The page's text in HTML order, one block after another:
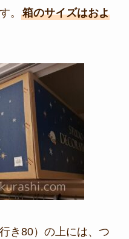
。
箱のサイズはおよ
き80）の上には、つ